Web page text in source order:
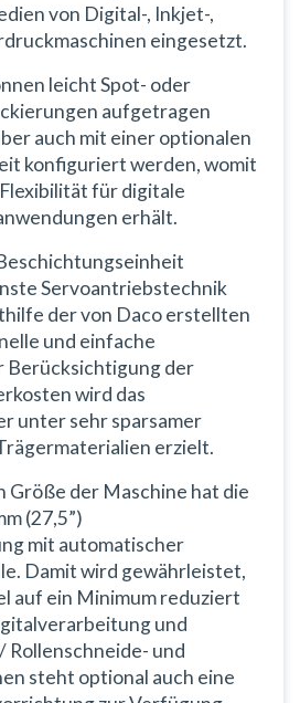
von Digital-, Inkjet-,
eingesetzt.
leicht Spot- oder
aufgetragen
auch mit einer optionalen
konfiguriert werden, womit
für digitale
erhält.
Servoantriebstechnik
der von Daco erstellten
und einfache
Berücksichtigung der
wird das
unter sehr sparsamer
erzielt.
Größe der Maschine hat die
(27,5”)
mit automatischer
Damit wird gewährleistet,
auf ein Minimum reduziert
und
und
steht optional auch eine